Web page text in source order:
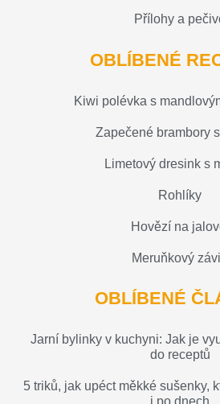
Přílohy a
OBLÍBENÉ
Kiwi polévka s
Zapečené brambory
Limetový dresink s
Rohlíky
Hovězí na
Meruňkový
OBLÍBENÉ
Jarní bylinky v kuchyni: Jak je
do receptů
5 triků, jak upéct měkké sušenky,
i po dnech